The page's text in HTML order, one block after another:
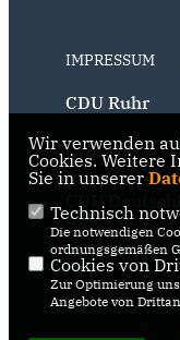
IMPRESSUM
CDU Ruhr
CDU NRW
CDU
RSS der
RSS der
Wir verwenden
Cookies. Weitere
Sie in unserer
Technisch
Die notwendigen
ordnungsgemäßen
Cookies von
Zur Optimierung
Angebote von